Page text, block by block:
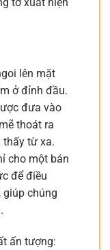
lên mặt
ở đỉnh đầu.
đưa vào
thoát ra
từ xa.
cho một bán
để điều
giúp chúng
ấn tượng: